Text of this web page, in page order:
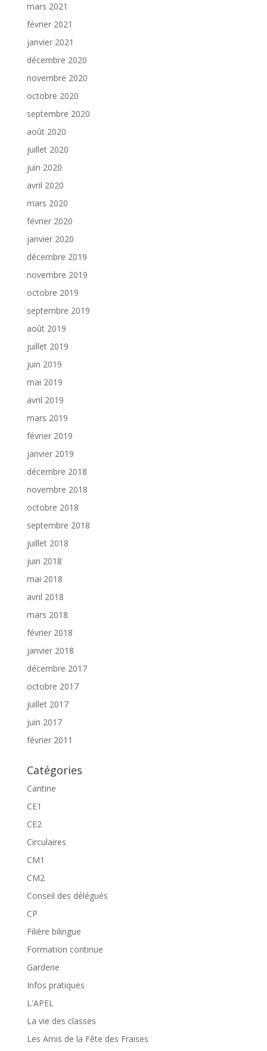
mars 2021
février 2021
janvier 2021
décembre 2020
novembre 2020
octobre 2020
septembre 2020
août 2020
juillet 2020
juin 2020
avril 2020
mars 2020
février 2020
janvier 2020
décembre 2019
novembre 2019
octobre 2019
septembre 2019
août 2019
juillet 2019
juin 2019
mai 2019
avril 2019
mars 2019
février 2019
janvier 2019
décembre 2018
novembre 2018
octobre 2018
septembre 2018
juillet 2018
juin 2018
mai 2018
avril 2018
mars 2018
février 2018
janvier 2018
décembre 2017
octobre 2017
juillet 2017
juin 2017
février 2011
Catégories
Cantine
CE1
CE2
Circulaires
CM1
CM2
Conseil des délégués
CP
Filière bilingue
Formation continue
Garderie
Infos pratiques
L'APEL
La vie des classes
Les Amis de la Fête des Fraises